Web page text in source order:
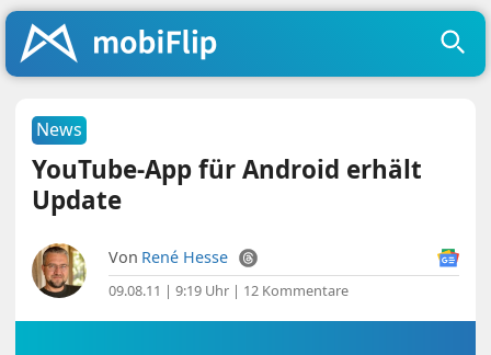
News
YouTube-App für Android erhält
Update
Von René Hesse
09.08.11 | 9:19 Uhr | 12 Kommentare